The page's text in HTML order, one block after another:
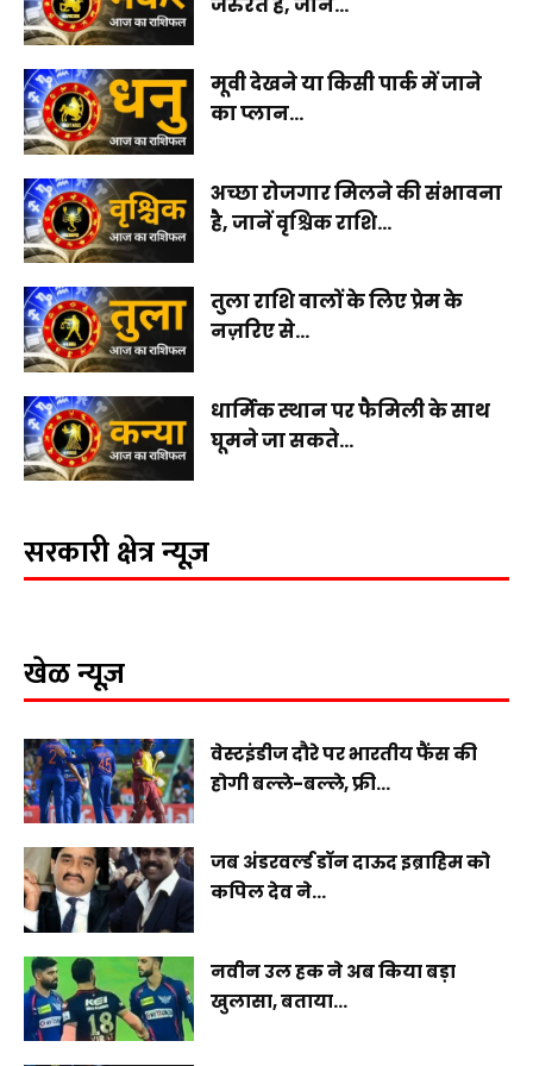
मूवी देखने या किसी पार्क में जाने
का प्लान...
अच्छा रोजगार मिलने की संभावना
है, जानें वृश्चिक राशि...
तुला राशि वालों के लिए प्रेम के
नज़रिए से...
धार्मिक स्थान पर फैमिली के साथ
घूमने जा सकते...
सरकारी क्षेत्र न्यूज़
खेळ न्यूज़
वेस्टइंडीज दौरे पर भारतीय फैंस की
होगी बल्ले-बल्ले, फ्री...
जब अंडरवर्ल्ड डॉन दाऊद इब्राहिम को
कपिल देव ने...
नवीन उल हक ने अब किया बड़ा
खुलासा, बताया...